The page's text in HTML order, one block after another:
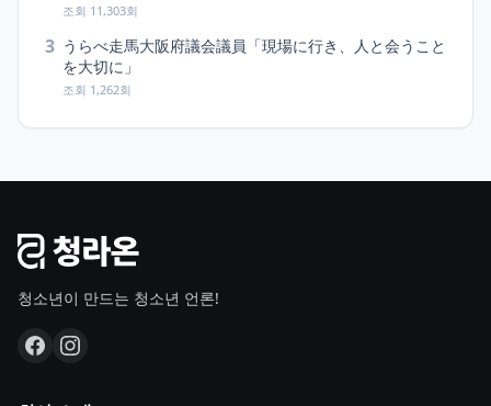
조회 11,303회
3 うらべ走馬大阪府議会議員「現場に行き、人と会うこと
を大切に」
조회 1,262회
청소년이 만드는 청소년 언론!